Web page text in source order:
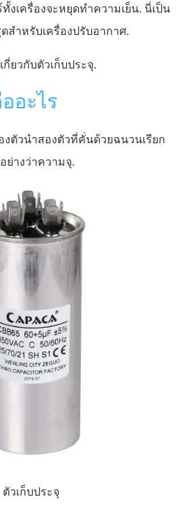
งเครื่องจะหยุดทำความเย็น. นี่เป็น
ำหรับเครื่องปรับอากาศ.
ยวกับตัวเก็บประจุ.
อะไร
ตัวนำสองตัวที่คั่นด้วยฉนวนเรียก
ย่างว่าความจุ.
ตัวเก็บประจุ